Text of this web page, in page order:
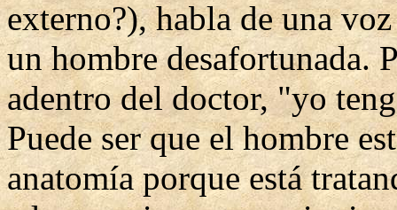
externo?), habla de una
un hombre desafortunada.
adentro del doctor, "yo
Puede ser que el hombre
anatomía porque está